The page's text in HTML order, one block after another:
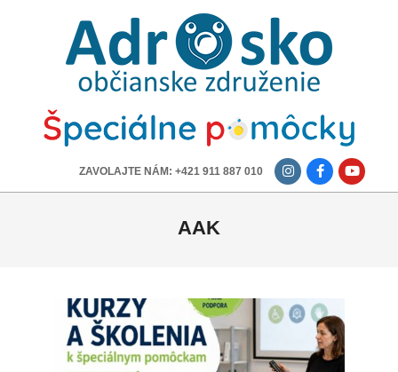
ADROSKO
OBČIANSKE
ZDRUŽENIE
ZAVOLAJTE NÁM: +421 911 887 010
AAK